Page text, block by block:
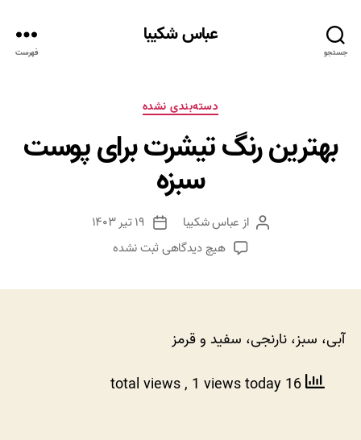
جستجو
عباس شکیبا
فهرست
دسته‌ها
دسته‌بندی نشده
بهترین رنگ تیشرت برای پوست
سبزه
نویسنده
نوشته
از عباس شکیبا
تاریخ
نوشته
۱۹ تیر ۱۴۰۳
هیچ دیدگاهیبرای
ثبت نشده
آبی، سبز، نارنجی، سفید و قرمز
, 1 views today